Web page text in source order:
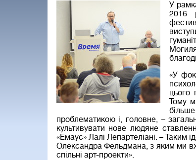
У
2016
«У
цього
Тому
проблематикою і, головне, –
культивувати нове людяне
«Емаус» Лалі Лепартеліані. – Таким
Олександра Фельдмана, з яким ми
спільні арт-проекти».